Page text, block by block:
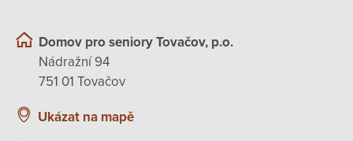
Domov pro seniory Tovačov, p.o.
Nádražní 94
751 01 Tovačov
Ukázat na mapě